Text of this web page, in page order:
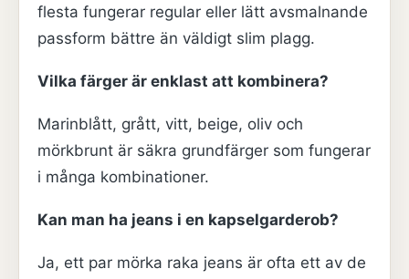
flesta fungerar regular eller lätt avsmalnande
passform bättre än väldigt slim plagg.
Vilka färger är enklast att kombinera?
Marinblått, grått, vitt, beige, oliv och
mörkbrunt är säkra grundfärger som fungerar
i många kombinationer.
Kan man ha jeans i en kapselgarderob?
Ja, ett par mörka raka jeans är ofta ett av de